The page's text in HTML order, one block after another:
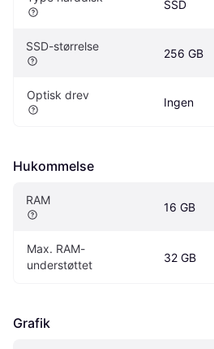
SSD
SSD-størrelse
256 GB
Optisk drev
Ingen
Hukommelse
RAM
16 GB
Max. RAM-
understøttet
32 GB
Grafik